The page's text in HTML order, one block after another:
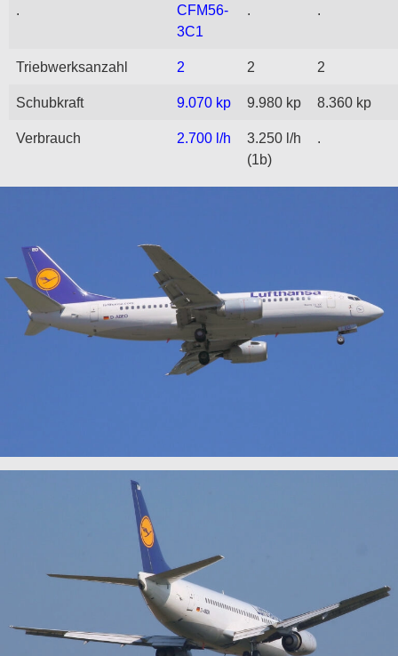
.
CFM56-
3C1
. .
Triebwerksanzahl 2 2 2
Schubkraft 9.070 kp 9.980 kp 8.360 kp
Verbrauch 2.700 l/h
3.250 l/h
(1b)
.